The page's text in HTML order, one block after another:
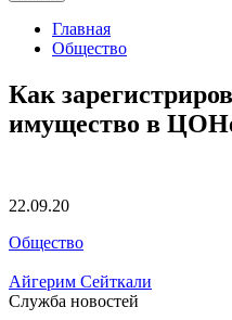
Главная
Общество
Как
имущество в
22.09.20
Общество
Айгерим Сейткали
Служба новостей